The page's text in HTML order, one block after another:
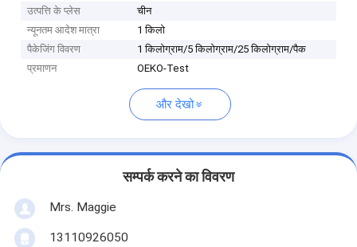
उत्पत्ति के प्लेस
चीन
न्यूनतम आदेश मात्रा
1 किलो
पैकेजिंग विवरण
1 किलोग्राम/5 किलोग्राम/25 किलोग्राम/पैक
प्रमाणन
OEKO-Test
और देखो
सम्पर्क करने का विवरण
Mrs. Maggie
13110926050